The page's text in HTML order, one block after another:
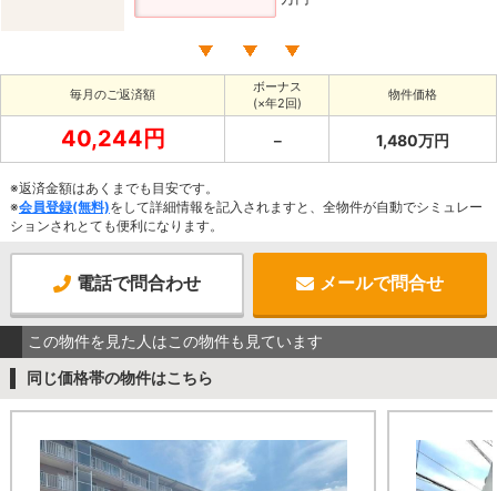
毎月のご返済額
ボーナス
(×年2回)
物件価格
40,244円 － 1,480万円
※返済金額はあくまでも目安です。
※会員登録(無料)をして詳細情報を記入されますと、全物件が自動でシミュレー
ションされとても便利になります。
電話で問合わせ メールで問合せ
この物件を見た人はこの物件も見ています
同じ価格帯の物件はこちら